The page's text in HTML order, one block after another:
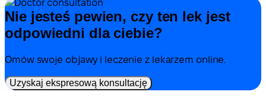
Nie jesteś pewien, czy ten lek jest
odpowiedni dla ciebie?
Omów swoje objawy i leczenie z lekarzem online.
Uzyskaj ekspresową konsultację